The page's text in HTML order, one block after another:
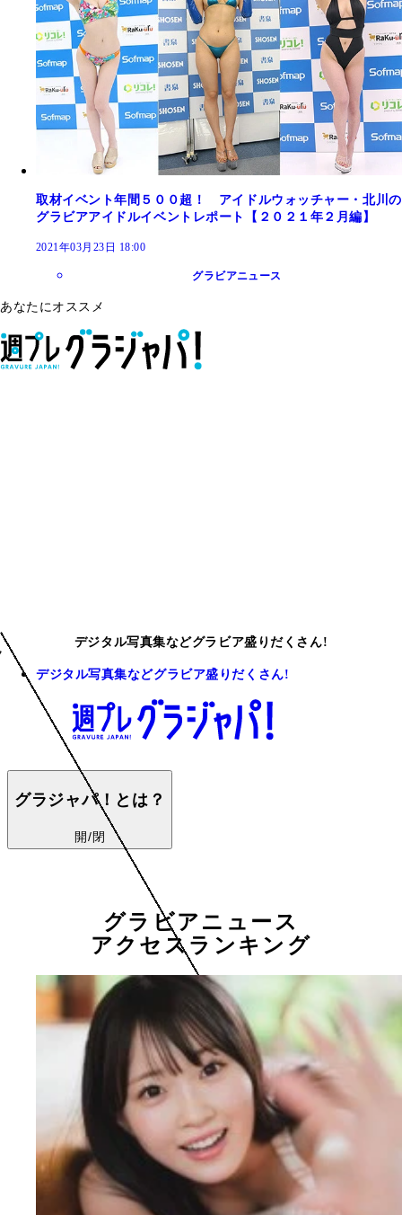
取材イベント年間５００超！ アイドルウォッチャー・北川の
グラビアアイドルイベントレポート【２０２１年２月編】
2021年03月23日 18:00
グラビアニュース
あなたにオススメ
デジタル写真集などグラビア盛りだくさん!
デジタル写真集などグラビア盛りだくさん!
グラジャパ！とは？
開/閉
グラビアニュース
アクセスランキング